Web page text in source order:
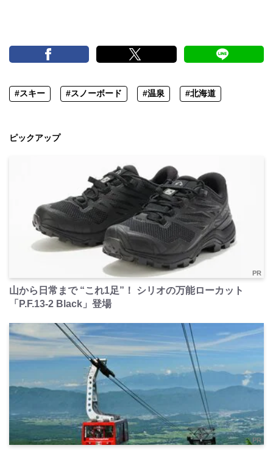
#スキー #スノーボード #温泉 #北海道
ピックアップ
PR
山から日常まで “これ1足”！ シリオの万能ローカット
「P.F.13-2 Black」登場
PR